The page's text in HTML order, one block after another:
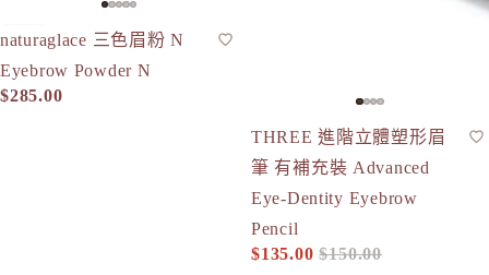
眉粉
人氣
naturaglace 三色眉粉 N
Eyebrow Powder N
$285.00
-10%
眉筆
THREE 進階立體塑形眉
筆 有補充裝 Advanced
Eye-Dentity Eyebrow
Pencil
促銷價
$135.00 定價
$150.00